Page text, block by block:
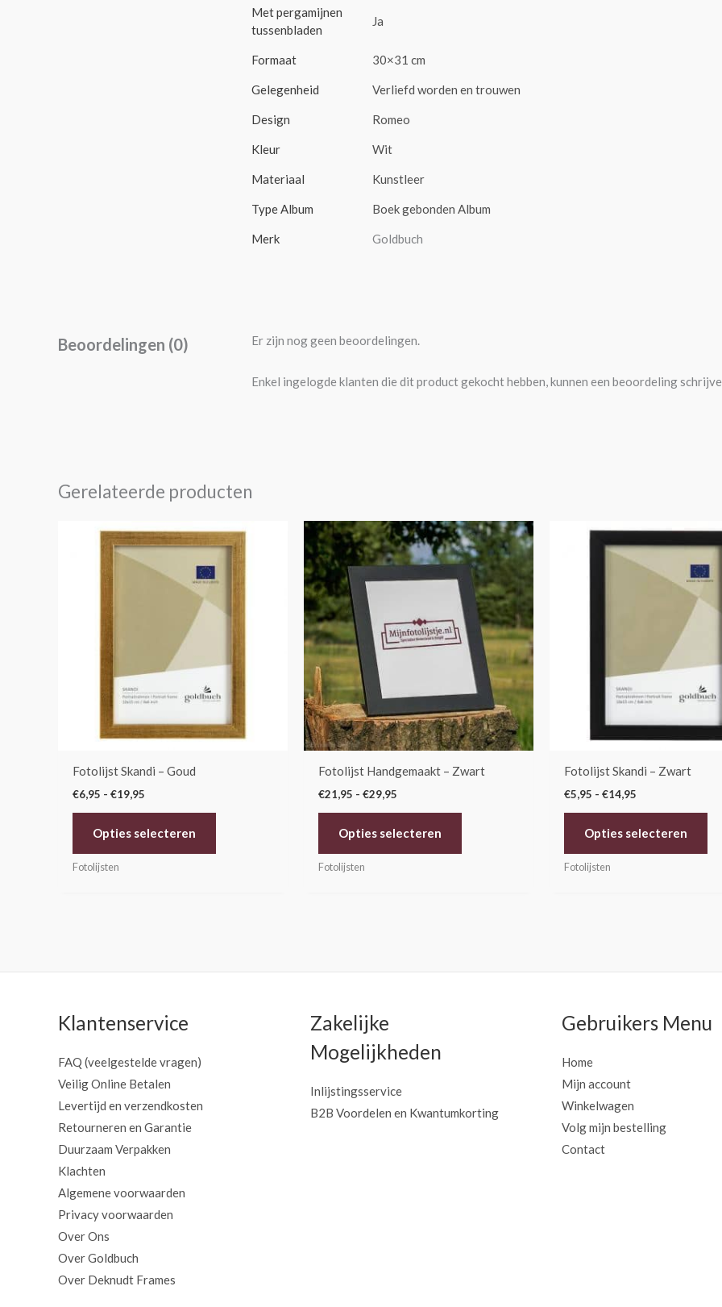
Met pergamijnen
tussenbladen
Ja
Formaat 30×31 cm
Gelegenheid Verliefd worden en trouwen
Design Romeo
Kleur Wit
Materiaal Kunstleer
Type Album Boek gebonden Album
Merk Goldbuch
Beoordelingen (0) Er zijn nog geen beoordelingen.
Enkel ingelogde klanten die dit product gekocht hebben, kunnen een beoordeling
Gerelateerde producten
Fotolijst Skandi – Goud
€6,95 - €19,95
€6,95
€19,95
Opties selecteren
Dit
product
variaties.
optie
gekozen
worden
Fotolijsten
Fotolijst Handgemaakt – Zwart
€21,95 - €29,95
Prijsklasse:
€21,95
tot
€29,95
Opties selecteren
Dit
product
heeft
meerdere
variaties.
Deze
optie
kan
gekozen
worden
op
de
Fotolijsten
Fotolijst Skandi – Zwart
€5,95 - €14,95
tot
€14,95
Opties selecteren
Fotolijsten
Klantenservice
FAQ (veelgestelde vragen)
Veilig Online Betalen
Levertijd en verzendkosten
Retourneren en Garantie
Duurzaam Verpakken
Klachten
Algemene voorwaarden
Privacy voorwaarden
Over Ons
Over Goldbuch
Over Deknudt Frames
Zakelijke
Mogelijkheden
Inlijstingsservice
B2B Voordelen en Kwantumkorting
Gebruikers Menu
Home
Mijn account
Winkelwagen
Volg mijn bestelling
Contact